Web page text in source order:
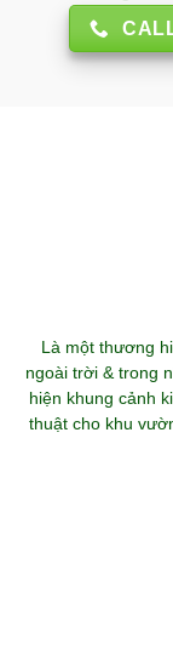
Là một thương
ngoài trời & trong
hiện khung cảnh
thuật cho khu